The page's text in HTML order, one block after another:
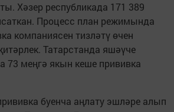
Хәзер республикада 171 389
Процесс план режимында
компаниясен тизләтү өчен
Татарстанда яшәүче
73 меңгә якын кеше прививка
буенча аңлату эшләре алып